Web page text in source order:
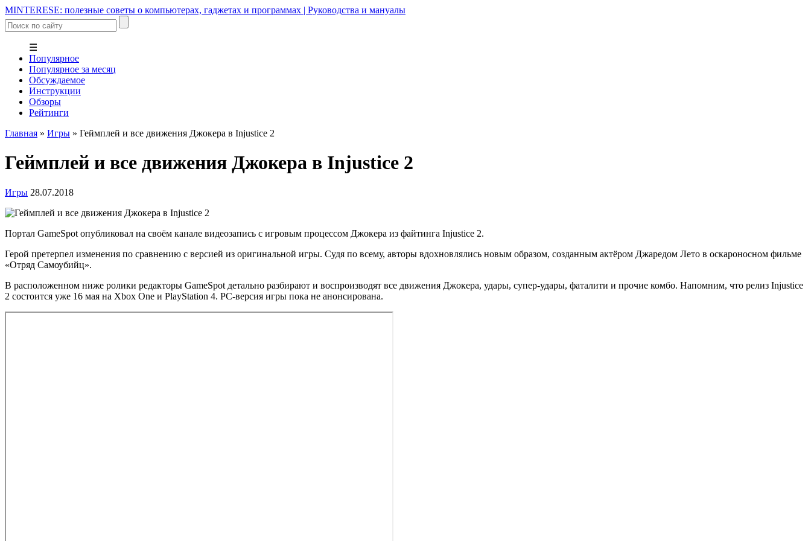
MINTERESE: полезные советы о компьютерах, гаджетах и программах | Руководства и мануалы
☰
Популярное
Популярное за месяц
Обсуждаемое
Инструкции
Обзоры
Рейтинги
Главная » Игры » Геймплей и все движения Джокера в Injustice 2
Геймплей и все движения Джокера в Injustice 2
Игры 28.07.2018
Портал GameSpot опубликовал на своём канале видеозапись с игровым процессом Джокера из файтинга Injustice 2.
Герой претерпел изменения по сравнению с версией из оригинальной игры. Судя по всему, авторы вдохновлялись новым образом, созданным актёром Джаредом Лето в оскароносном фильме
«Отряд Самоубийц».
В расположенном ниже ролики редакторы GameSpot детально разбирают и воспроизводят все движения Джокера, удары, супер-удары, фаталити и прочие комбо. Напомним, что релиз Injustice
2 состоится уже 16 мая на Xbox One и PlayStation 4. PC-версия игры пока не анонсирована.